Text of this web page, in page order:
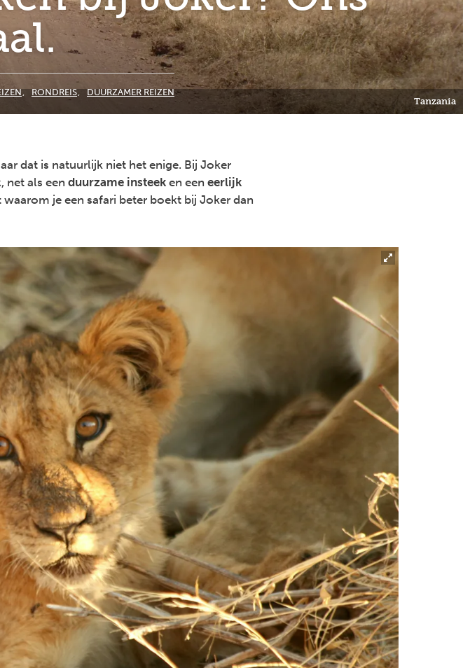
Tanzania
RONDREIS DUURZAMER REIZEN
dat is natuurlijk niet het enige. Bij Joker
net als een duurzame insteek en een eerlijk
je een safari beter boekt bij Joker dan